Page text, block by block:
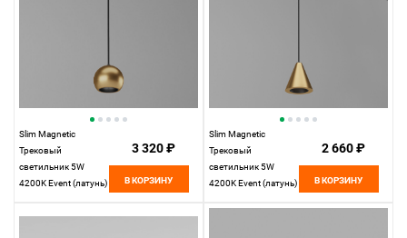
Slim Magnetic
Трековый
светильник 5W
4200K Event (латунь)
Elektrostandard
3 320 ₽
В КОРЗИНУ
Slim Magnetic
Трековый
светильник 5W
4200K Event (латунь)
2 660 ₽
В КОРЗИНУ